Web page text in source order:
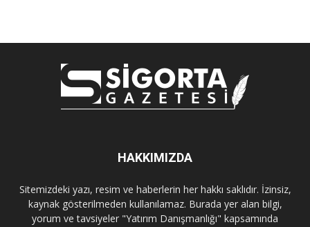
HAKKIMIZDA
Sitemizdeki yazı, resim ve haberlerin her hakkı saklıdır. İzinsiz,
kaynak gösterilmeden kullanılamaz. Burada yer alan bilgi,
yorum ve tavsiyeler "Yatırım Danışmanlığı" kapsamında